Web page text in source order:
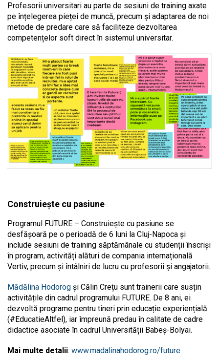
Profesorii universitari au parte de sesiuni de training axate
pe înțelegerea pieței de muncă, precum și adaptarea de noi
metode de predare care să faciliteze dezvoltarea
competențelor soft direct în sistemul universitar.
Construiește cu pasiune
Programul FUTURE – Construiește cu pasiune se
desfășoară pe o perioadă de 6 luni la Cluj-Napoca și
include sesiuni de training săptămânale cu studenții înscriși
în program, activități alături de compania internațională
Vertiv, precum și întâlniri de lucru cu profesorii și angajatorii.
Mădălina Hodorog și Călin Crețu sunt trainerii care susțin
activitățile din cadrul programului FUTURE. De 8 ani, ei
dezvoltă programe pentru tineri prin educație experiențială
(#EducatieAltfel), iar împreună predau în calitate de cadre
didactice asociate în cadrul Universității Babeș-Bolyai.
Mai multe detalii: www.madalinahodorog.ro/future